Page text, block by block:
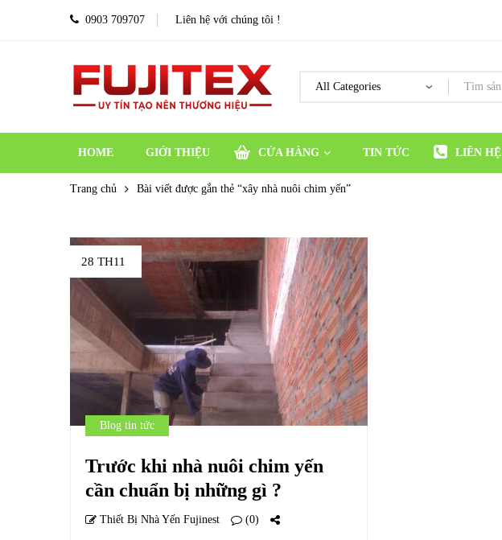
0903 709707 Liên hệ với chúng tôi !
HOME GIỚI THIỆU CỬA HÀNG TIN TỨC LIÊN HỆ
Trang chủ Bài viết được gắn thẻ “xây nhà nuôi chim yến”
28 TH11
Blog tin tức
Trước khi nhà nuôi chim yến
cần chuẩn bị những gì ?
Thiết Bị Nhà Yến Fujinest (0)